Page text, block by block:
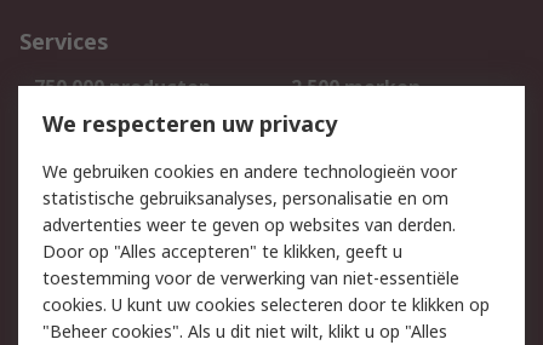
Services
750.000 producten
2.500 merken
Bestellen
Inkoopoplossingen
Track & Trace
Wettelijk
Cookiebeleid
Email veiligheid
Privacybeleid
Websitevoorwaarden
We respecteren uw privacy
We gebruiken cookies en andere technologieën voor
statistische gebruiksanalyses, personalisatie en om
advertenties weer te geven op websites van derden.
Door op "Alles accepteren" te klikken, geeft u
toestemming voor de verwerking van niet-essentiële
cookies. U kunt uw cookies selecteren door te klikken op
"Beheer cookies". Als u dit niet wilt, klikt u op "Alles